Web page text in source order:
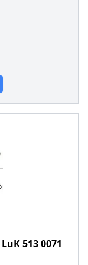
LuK513 0071